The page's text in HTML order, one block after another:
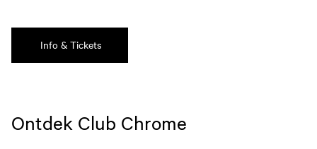
Info & Tickets
Ontdek Club Chrome